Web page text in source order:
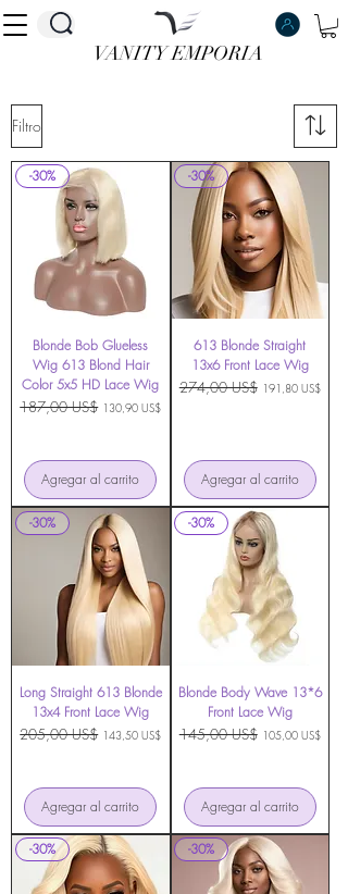
VANITY EMPORIA
VANITY EMPORIA
Filtro
-30%
Blonde Bob Glueless
Wig 613 Blond Hair
Color 5x5 HD Lace Wig
Precio
187,00 US$ Precio de oferta
130,90 US$
Agregar al carrito
-30%
613 Blonde Straight
13x6 Front Lace Wig
Precio
274,00 US$ Precio de oferta
191,80 US$
Agregar al carrito
-30%
Long Straight 613 Blonde
13x4 Front Lace Wig
Precio
205,00 US$ Precio de oferta
143,50 US$
Agregar al carrito
-30%
Blonde Body Wave 13*6
Front Lace Wig
Precio
145,00 US$ Precio de oferta
105,00 US$
Agregar al carrito
-30% -30%